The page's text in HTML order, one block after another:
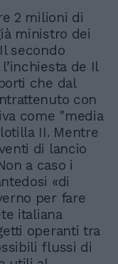
2 milioni di
ministro dei
secondo
de Il
che dal
con
come "media
II. Mentre
di lancio
a caso i
«di
per fare
italiana
operanti tra
flussi di